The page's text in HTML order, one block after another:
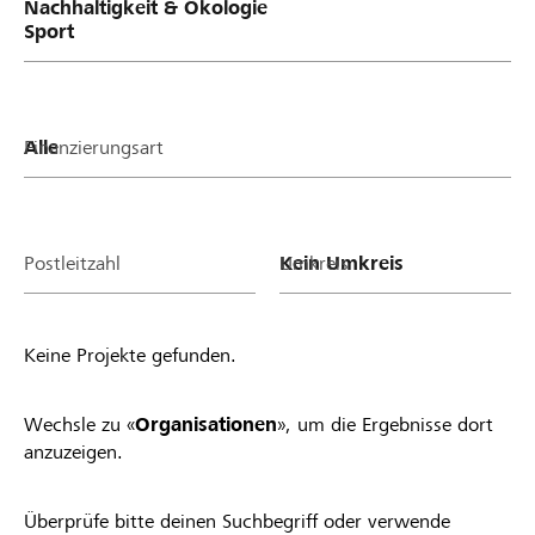
Finanzierungsart
Postleitzahl Umkreis
Keine Projekte gefunden.
Wechsle zu «Organisationen», um die Ergebnisse dort
anzuzeigen.
Überprüfe bitte deinen Suchbegriff oder verwende